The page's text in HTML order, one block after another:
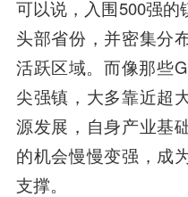
可以说，入围500强
头部省份，并密集分
活跃区域。而像那些
尖强镇，大多靠近超
源发展，自身产业基
的机会慢慢变强，成
支撑。